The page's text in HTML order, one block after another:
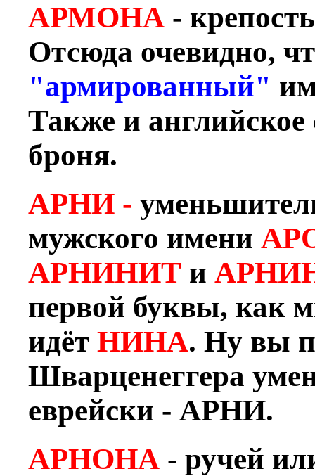
АРМОНА -
Отсюда очевидно,
"армированный"
Также и
броня.
АРНИ -
мужского имени
АРНИНИТ и
первой буквы, как
идёт НИНА. Ну вы
Шварценеггера
еврейски - АРНИ.
АРНОНА - ручей